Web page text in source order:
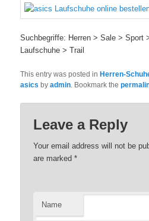
Suchbegriffe: Herren > Sale > Sport
Laufschuhe > Trail
This entry was posted inHerren-
asics byadmin. Bookmark the
Leave a Reply
Your email address will not be
are marked*
Name